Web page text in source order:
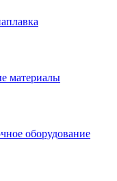
материалы
оборудование